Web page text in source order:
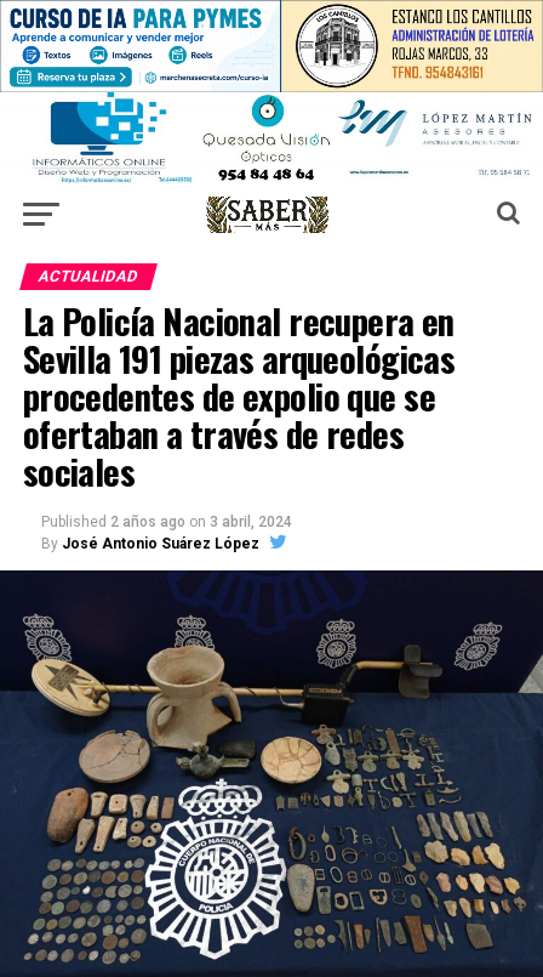
ACTUALIDAD
La Policía Nacional recupera en
Sevilla 191 piezas arqueológicas
procedentes de expolio que se
ofertaban a través de redes
sociales
Published 2 años ago on 3 abril, 2024
By José Antonio Suárez López